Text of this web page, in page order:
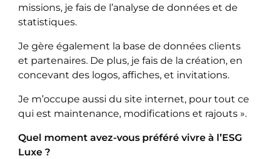
missions, je fais de l’analyse de données et de
statistiques.
Je gère également la base de données clients
et partenaires. De plus, je fais de la création, en
concevant des logos, affiches, et invitations.
Je m’occupe aussi du site internet, pour tout ce
qui est maintenance, modifications et rajouts ».
Quel moment avez-vous préféré vivre à l’ESG
Luxe ?